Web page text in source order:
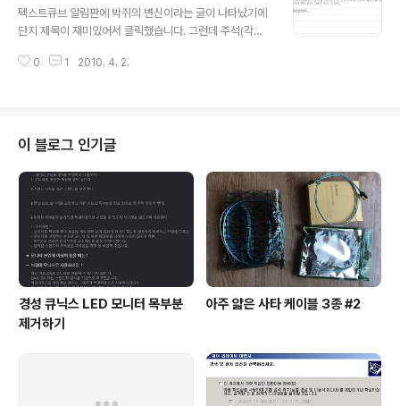
두기 바랍니다. 아는 사람으로부터 GRUB와 boot.ini 파
일을 이용하여 멀티 부팅을 구현해 달라는 요청을 받았습
RUB를 쓴 적이 없었다는 점을 깨달을 수 있었습니다. 심지
텍스트큐브 알림판에 박쥐의 변신이라는 글이 나타났기에
단지 제목이 재미있어서 클릭했습니다. 그런데 주석(각주)
제 기억이 맞다면 태터툴즈의 형제들은 주석 다는 방법이
Collage Studio 4.2.12 문서입니다. 역시 주석을 달린
부분만 잘라내어 빨간색으로 표시했습니다. 앞의 텍스트큐
브 편집 화면 2 그림과 마찬가지로 주석이 달린 부분만 잘
라내어 자주색으로 표시했습니다. 굳이 설명이 필요 없어
보입니다. 실제 적용 위와 같이 작업을 한 뒤에 저장을 ..
0 1 2010. 4. 2.
이 블로그 인기글
경성 큐닉스 LED 모니터 목부분
제거하기
아주 얇은 사타 케이블 3종 #2